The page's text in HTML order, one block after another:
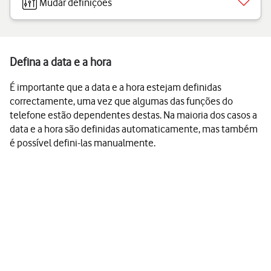
Mudar definições
Defina a data e a hora
É importante que a data e a hora estejam definidas
correctamente, uma vez que algumas das funções do
telefone estão dependentes destas. Na maioria dos casos a
data e a hora são definidas automaticamente, mas também
é possível defini-las manualmente.